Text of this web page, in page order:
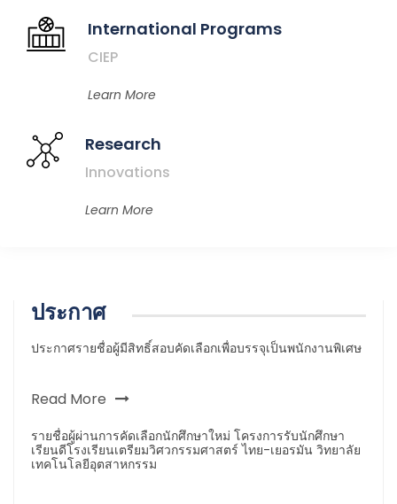
International Programs
CIEP
Learn More
Research
Innovations
Learn More
ประกาศ
ประกาศรายชื่อผู้มีสิทธิ์สอบคัดเลือกเพื่อบรรจุเป็นพนักงานพิเศษ
Read More
รายชื่อผู้ผ่านการคัดเลือกนักศึกษาใหม่ โครงการรับนักศึกษา
เรียนดีโรงเรียนเตรียมวิศวกรรมศาสตร์ ไทย-เยอรมัน วิทยาลัย
เทคโนโลยีอุตสาหกรรม